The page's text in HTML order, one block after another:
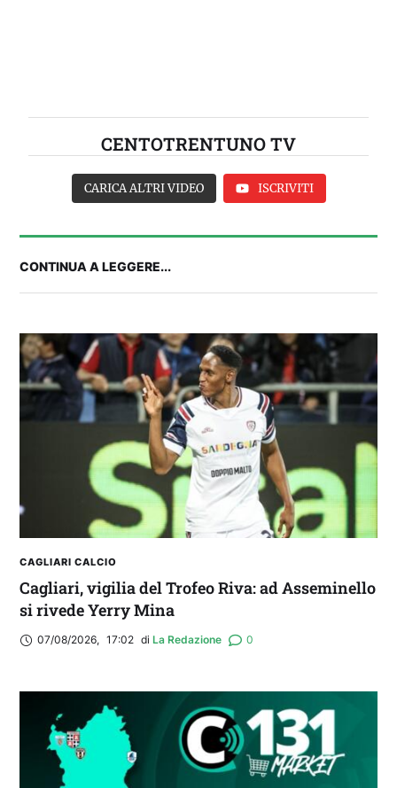
CENTOTRENTUNO TV
Balliana: “Firmare con la Bora è come andare al
Real Madrid. Ora obiettivo Lunigiana”
CARICA ALTRI VIDEO ISCRIVITI
CONTINUA A LEGGERE...
CAGLIARI CALCIO
Cagliari, vigilia del Trofeo Riva: ad Asseminello
si rivede Yerry Mina
07/08/2026, 17:02 di La Redazione 0